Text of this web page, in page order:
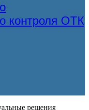
контроля ОТК
решения